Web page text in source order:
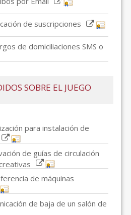
de suscripciones
de domiciliaciones SMS o
SOBRE EL JUEGO
para instalación de
de guías de circulación
de máquinas
de baja de un salón de